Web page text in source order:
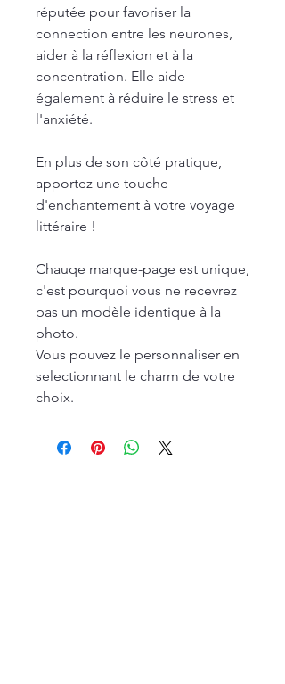
réputée pour favoriser la
connection entre les neurones,
aider à la réflexion et à la
concentration. Elle aide
également à réduire le stress et
l'anxiété.
En plus de son côté pratique,
apportez une touche
d'enchantement à votre voyage
littéraire !
Chauqe marque-page est unique,
c'est pourquoi vous ne recevrez
pas un modèle identique à la
photo.
Vous pouvez le personnaliser en
selectionnant le charm de votre
choix.